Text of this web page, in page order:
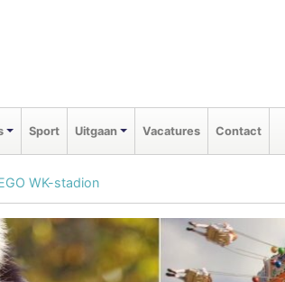
Sport Uitgaan Vacatures Contact
WK-stadion